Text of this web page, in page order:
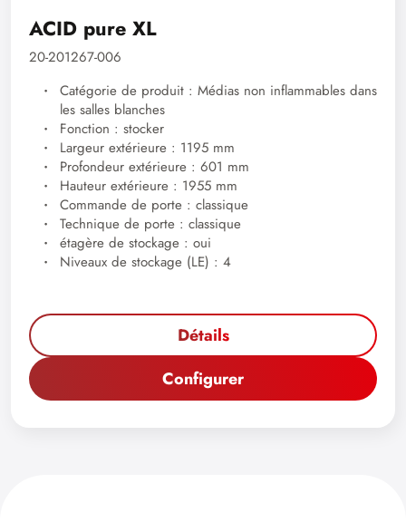
ACID pure XL
20-201267-006
Catégorie de produit : Médias non inflammables dans
les salles blanches
Fonction : stocker
Largeur extérieure : 1195 mm
Profondeur extérieure : 601 mm
Hauteur extérieure : 1955 mm
Commande de porte : classique
Technique de porte : classique
étagère de stockage : oui
Niveaux de stockage (LE) : 4
Détails
Configurer